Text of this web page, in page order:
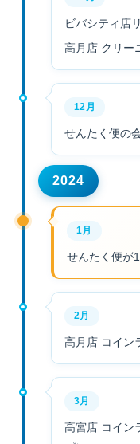
ビバシティ店
高月店 クリー
12月
せんたく便の
2024
1月
せんたく便が
2月
高月店 コイン
3月
高宮店 コイン